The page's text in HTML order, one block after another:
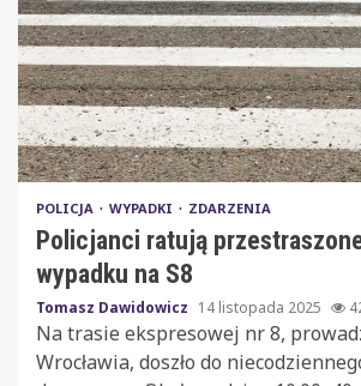
POLICJA WYPADKI ZDARZENIA
Policjanci ratują
wypadku na S8
Tomasz Dawidowicz 14 listopada 2025
Na trasie ekspresowej nr 8,
Wrocławia, doszło do